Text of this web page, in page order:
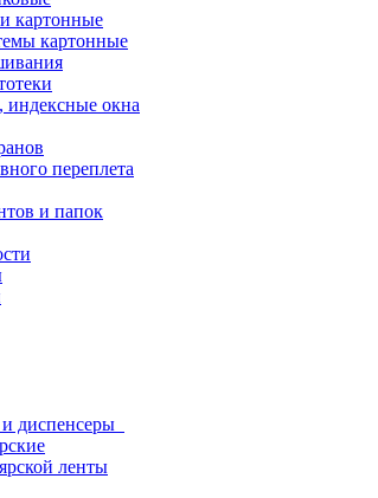
картонные
картонные
индексные окна
переплета
и папок
диспенсеры
ленты